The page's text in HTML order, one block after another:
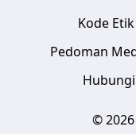
Kode Etik
Pedoman
©